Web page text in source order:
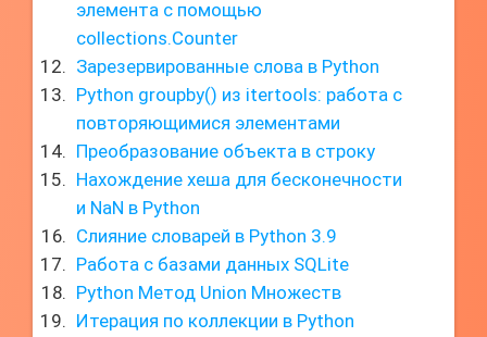
элемента с помощью
collections.Counter
Зарезервированные слова в Python
Python groupby() из itertools: работа с
повторяющимися элементами
Преобразование объекта в строку
Нахождение хеша для бесконечности
и NaN в Python
Слияние словарей в Python 3.9
Работа с базами данных SQLite
Python Метод Union Множеств
Итерация по коллекции в Python